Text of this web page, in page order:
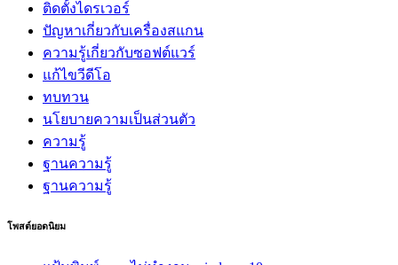
ติดตั้งไดรเวอร์
ปัญหาเกี่ยวกับเครื่องสแกน
ความรู้เกี่ยวกับซอฟต์แวร์
แก้ไขวีดีโอ
ทบทวน
นโยบายความเป็นส่วนตัว
ความรู้
ฐานความรู้
ฐานความรู้
โพสต์ยอดนิยม